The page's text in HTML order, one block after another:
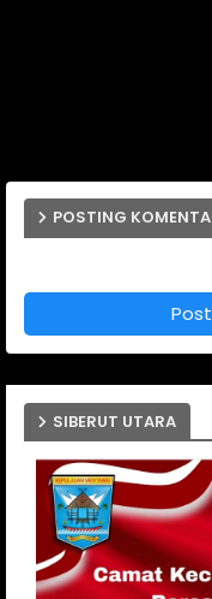
POSTING
SIBERUT UTARA